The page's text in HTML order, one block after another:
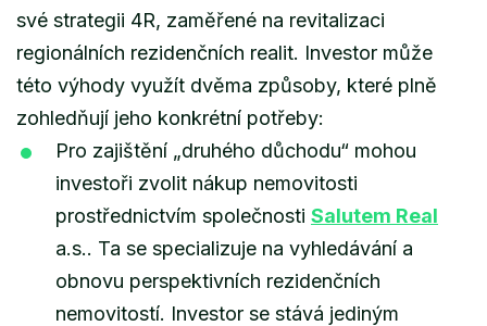
své strategii 4R, zaměřené na revitalizaci
regionálních rezidenčních realit. Investor může
této výhody využít dvěma způsoby, které plně
zohledňují jeho konkrétní potřeby:
Pro zajištění „druhého důchodu“ mohou
investoři zvolit nákup nemovitosti
prostřednictvím společnosti Salutem Real
a.s.. Ta se specializuje na vyhledávání a
obnovu perspektivních rezidenčních
nemovitostí. Investor se stává jediným